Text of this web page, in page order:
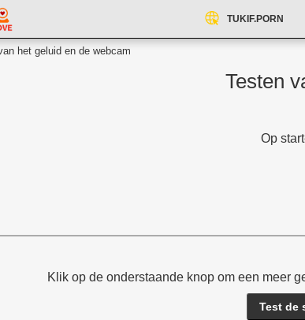
TUKIF.PORN
het geluid en de webcam
Testen
Op
Klik op de onderstaande knop om een meer
Test de